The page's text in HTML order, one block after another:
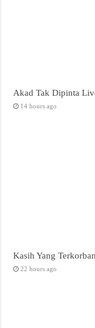
Akad Tak Dipinta
14 hours ago
Kasih Yang
22 hours ago